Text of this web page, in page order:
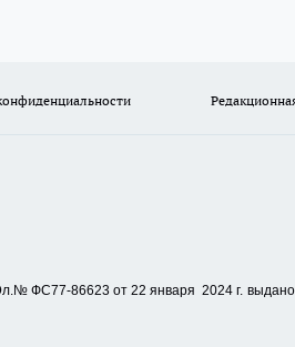
ФС77-86623 от 22 января 2024 г.